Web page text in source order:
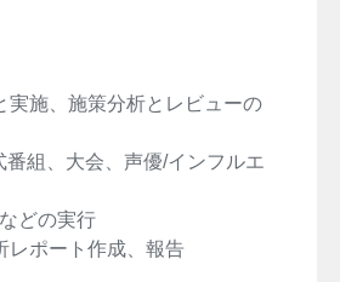
実施、施策分析とレビューの
組、大会、声優/インフルエ
どの実行
レポート作成、報告